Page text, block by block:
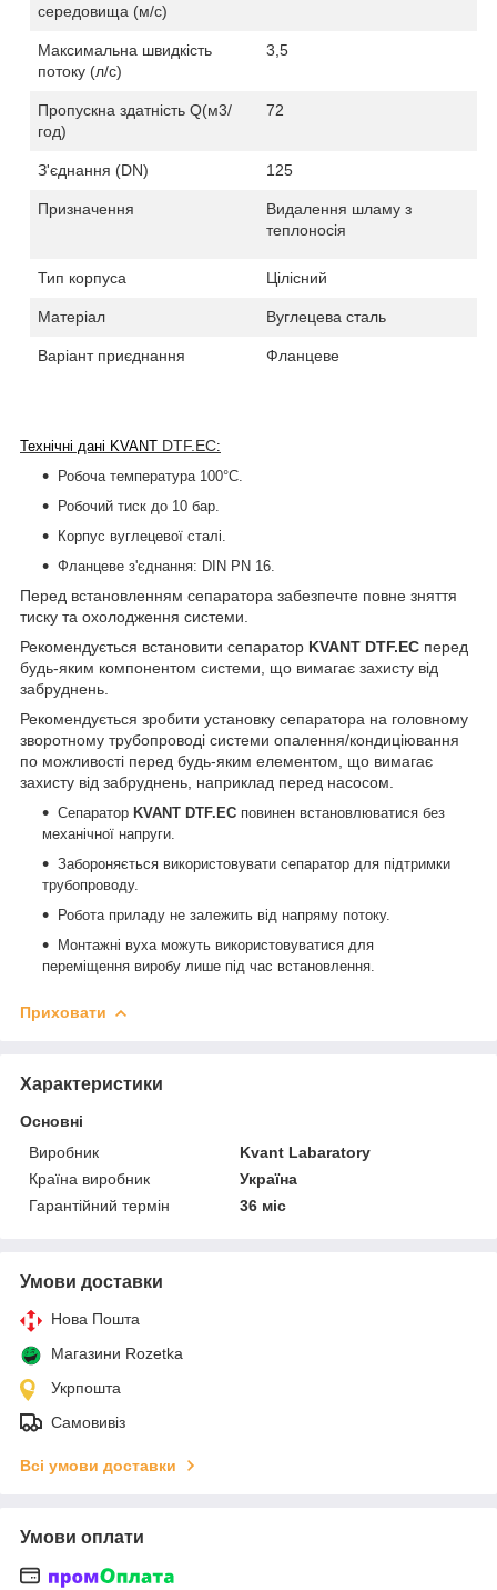
середовища (м/с)
Максимальна швидкість
потоку (л/c)
3,5
Пропускна здатність Q(м3/
год)
72
З'єднання (DN) 125
Призначення
Видалення шламу з
теплоносія
Тип корпуса Цілісний
Матеріал Вуглецева сталь
Варіант приєднання Фланцеве
Технічні дані KVANT DTF.EC:
Робоча температура 100°С.
Робочий тиск до 10 бар.
Корпус вуглецевої сталі.
Фланцеве з'єднання: DIN PN 16.
Перед встановленням сепаратора забезпечте повне зняття
тиску та охолодження системи.
Рекомендується встановити сепаратор KVANT DTF.EC перед
будь-яким компонентом системи, що вимагає захисту від
забруднень.
Рекомендується зробити установку сепаратора на головному
зворотному трубопроводі системи опалення/кондиціювання
по можливості перед будь-яким елементом, що вимагає
захисту від забруднень, наприклад перед насосом.
Сепаратор KVANT DTF.EC повинен встановлюватися без
механічної напруги.
Забороняється використовувати сепаратор для підтримки
трубопроводу.
Робота приладу не залежить від напряму потоку.
Монтажні вуха можуть використовуватися для
переміщення виробу лише під час встановлення.
Приховати
Характеристики
Основні
Виробник
Kvant Labaratory
Країна виробник
Україна
Гарантійний термін
36 міс
Умови доставки
Нова Пошта
Магазини Rozetka
Укрпошта
Самовивіз
Всі умови доставки
Умови оплати